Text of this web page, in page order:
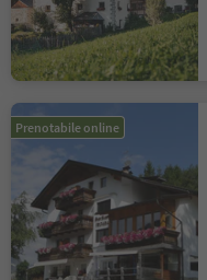
Prenotabile online